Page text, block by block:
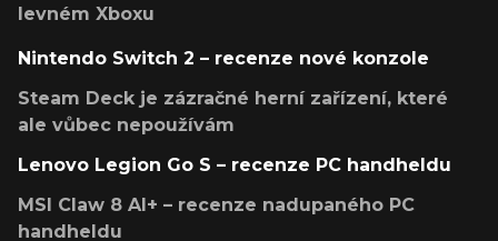
levném Xboxu
Nintendo Switch 2 – recenze nové konzole
Steam Deck je zázračné herní zařízení, které
ale vůbec nepoužívám
Lenovo Legion Go S – recenze PC handheldu
MSI Claw 8 AI+ – recenze nadupaného PC
handheldu